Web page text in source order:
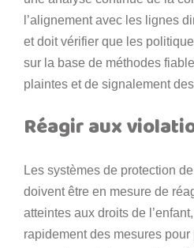
l’alignement avec les lignes
et doit vérifier que les
sur la base de méthodes
plaintes et de signalement
Réagir aux
Les systèmes de protection
doivent être en mesure de
atteintes aux droits de
rapidement des mesures